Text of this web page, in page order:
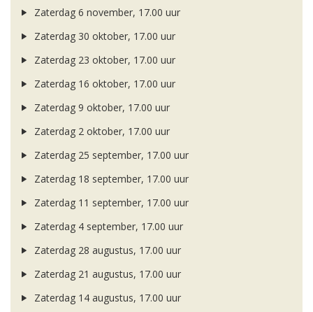
Zaterdag 6 november, 17.00 uur
Zaterdag 30 oktober, 17.00 uur
Zaterdag 23 oktober, 17.00 uur
Zaterdag 16 oktober, 17.00 uur
Zaterdag 9 oktober, 17.00 uur
Zaterdag 2 oktober, 17.00 uur
Zaterdag 25 september, 17.00 uur
Zaterdag 18 september, 17.00 uur
Zaterdag 11 september, 17.00 uur
Zaterdag 4 september, 17.00 uur
Zaterdag 28 augustus, 17.00 uur
Zaterdag 21 augustus, 17.00 uur
Zaterdag 14 augustus, 17.00 uur